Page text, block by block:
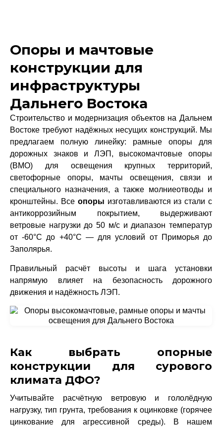
Опоры и мачтовые
конструкции для
инфраструктуры
Дальнего Востока
Строительство и модернизация объектов на Дальнем
Востоке требуют надёжных несущих конструкций. Мы
предлагаем полную линейку: рамные опоры для
дорожных знаков и ЛЭП, высокомачтовые опоры
(ВМО) для освещения крупных территорий,
светофорные опоры, мачты освещения, связи и
специального назначения, а также молниеотводы и
кронштейны. Все опоры изготавливаются из стали с
антикоррозийным покрытием, выдерживают
ветровые нагрузки до 50 м/с и диапазон температур
от -60°C до +40°C — для условий от Приморья до
Заполярья.
Правильный расчёт высоты и шага установки
напрямую влияет на безопасность дорожного
движения и надёжность ЛЭП.
Как выбрать опорные
конструкции для сурового
климата ДФО?
Учитывайте расчётную ветровую и гололёдную
нагрузку, тип грунта, требования к оцинковке (горячее
цинкование для агрессивной среды). В нашем